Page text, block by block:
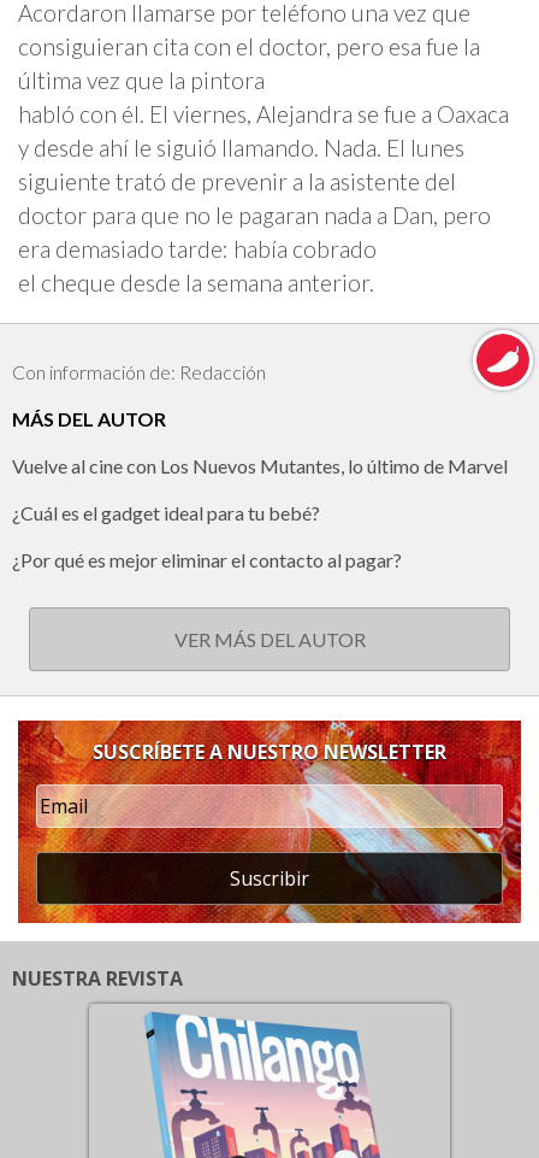
Acordaron llamarse por teléfono una vez que
consiguieran cita con el doctor, pero esa fue la
última vez que la pintora
habló con él. El viernes, Alejandra se fue a Oaxaca
y desde ahí le siguió llamando. Nada. El lunes
siguiente trató de prevenir a la asistente del
doctor para que no le pagaran nada a Dan, pero
era demasiado tarde: había cobrado
el cheque desde la semana anterior.
Con información de: Redacción
MÁS DEL AUTOR
Vuelve al cine con Los Nuevos Mutantes, lo último de Marvel
¿Cuál es el gadget ideal para tu bebé?
¿Por qué es mejor eliminar el contacto al pagar?
VER MÁS DEL AUTOR
SUSCRÍBETE A NUESTRO NEWSLETTER
Suscribir
NUESTRA REVISTA